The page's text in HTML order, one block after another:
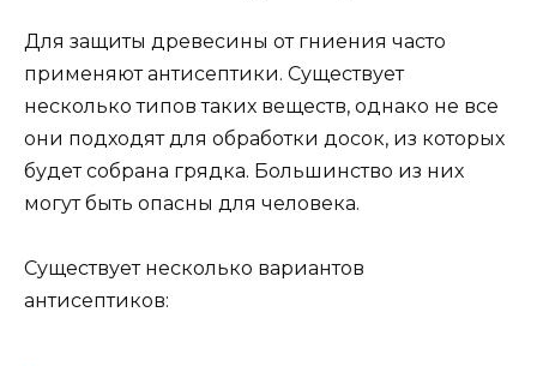
Для защиты древесины от гниения часто
применяют антисептики. Существует
несколько типов таких веществ, однако не все
они подходят для обработки досок, из которых
будет собрана грядка. Большинство из них
могут быть опасны для человека.
Существует несколько вариантов
антисептиков: